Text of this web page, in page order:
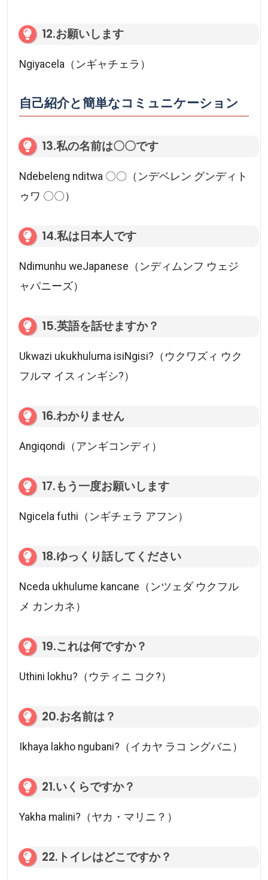
12.お願いします
Ngiyacela（ンギャチェラ）
自己紹介と簡単なコミュニケーション
13.私の名前は〇〇です
Ndebeleng nditwa 〇〇（ンデベレン グンディト
ゥワ 〇〇）
14.私は日本人です
Ndimunhu weJapanese（ンディムンフ ウェジ
ャパニーズ）
15.英語を話せますか？
Ukwazi ukukhuluma isiNgisi?（ウクワズィ ウク
フルマ イスィンギシ?）
16.わかりません
Angiqondi（アンギコンディ）
17.もう一度お願いします
Ngicela futhi（ンギチェラ アフン）
18.ゆっくり話してください
Nceda ukhulume kancane（ンツェダ ウクフル
メ カンカネ）
19.これは何ですか？
Uthini lokhu?（ウティニ コク?）
20.お名前は？
Ikhaya lakho ngubani?（イカヤ ラコ ングバニ）
21.いくらですか？
Yakha malini?（ヤカ・マリニ？）
22.トイレはどこですか？